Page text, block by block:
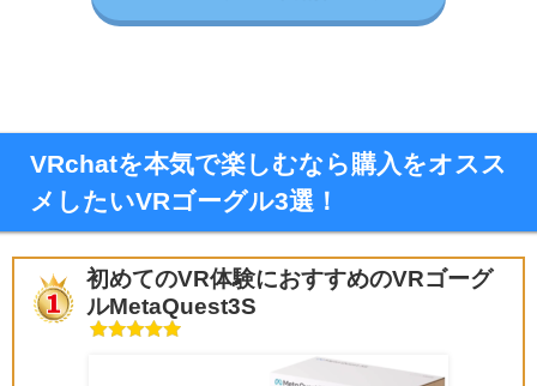
VRchatを本気で楽しむなら購入をオスス
メしたいVRゴーグル3選！
初めてのVR体験におすすめのVRゴーグ
ルMetaQuest3S